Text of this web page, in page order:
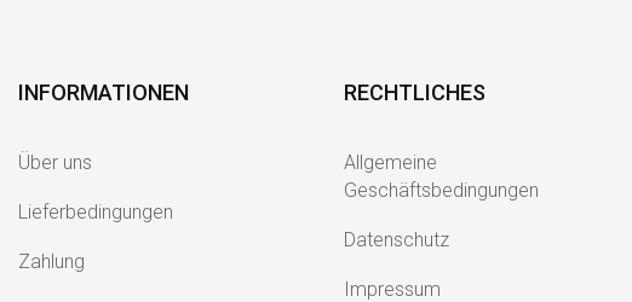
INFORMATIONEN
Über uns
Lieferbedingungen
Zahlung
RECHTLICHES
Allgemeine
Geschäftsbedingungen
Datenschutz
Impressum